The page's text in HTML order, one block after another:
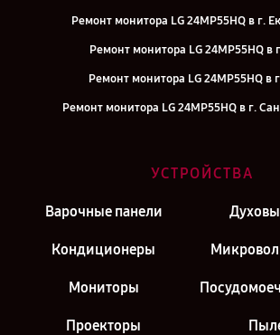
Ремонт монитора LG 24MP55HQ в г.
Ремонт монитора LG 24MP55HQ в
Ремонт монитора LG 24MP55HQ в
Ремонт монитора LG 24MP55HQ в г.
УСТРОЙСТВА
Варочные панели
Кондиционеры
Мониторы
Проекторы